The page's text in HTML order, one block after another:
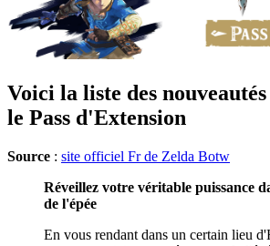
Voici la liste des
le Pass d'Extension
Source : site officiel Fr de Zelda Botw
Réveillez votre véritable puissance
de l'épée
En vous rendant dans un certain lieu